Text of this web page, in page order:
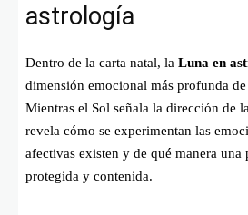
astrología
Dentro de la carta natal, la Luna en
dimensión emocional más profunda
Mientras el Sol señala la dirección de
revela cómo se experimentan las
afectivas existen y de qué manera una
protegida y contenida.